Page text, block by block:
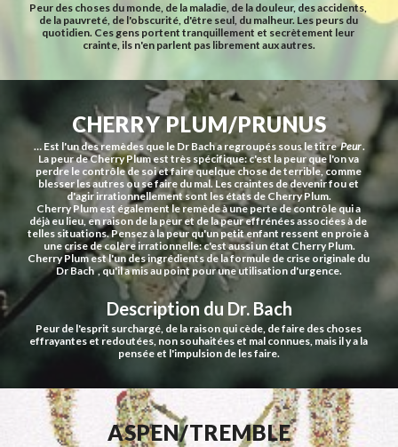
Peur des choses du monde, de la maladie, de la douleur, des accidents,
de la pauvreté, de l'obscurité, d'être seul, du malheur. Les peurs du
quotidien. Ces gens portent tranquillement et secrètement leur
crainte, ils n'en parlent pas librement aux autres.
CHERRY PLUM/PRUNUS
… Est l'un des remèdes que le Dr Bach a regroupés sous le titre Peur .
La peur de Cherry Plum est très spécifique: c'est la peur que l'on va
perdre le contrôle de soi et faire quelque chose de terrible, comme
blesser les autres ou se faire du mal. Les craintes de devenir fou et
d'agir irrationnellement sont les états de Cherry Plum.
Cherry Plum est également le remède à une perte de contrôle qui a
déjà eu lieu, en raison de la peur et de la peur effrénées associées à de
telles situations. Pensez à la peur qu'un petit enfant ressent en proie à
une crise de colère irrationnelle: c'est aussi un état Cherry Plum.
Cherry Plum est l'un des ingrédients de la formule de crise originale du
Dr Bach  , qu'il a mis au point pour une utilisation d'urgence.
Description du Dr. Bach
Peur de l'esprit surchargé, de la raison qui cède, de faire des choses
effrayantes et redoutées, non souhaitées et mal connues, mais il y a la
pensée et l'impulsion de les faire.
ASPEN/TREMBLE